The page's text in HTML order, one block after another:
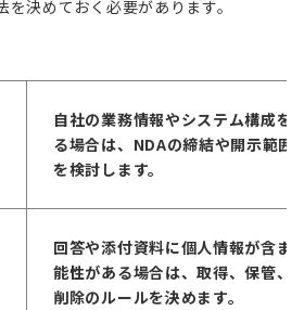
決めておく必要があります。
自社の業務情報やシステム構成を
る場合は、NDAの締結や開示範囲
を検討します。
回答や添付資料に個人情報が含ま
能性がある場合は、取得、保管、
削除のルールを決めます。